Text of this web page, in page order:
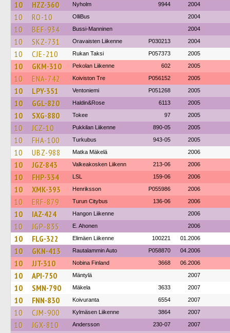
10 HZZ-360 Nyholm 9944 2004
10 RO-10 OlliBus 2004
10 BEF-934 Bussi-Manninen 2004
10 SKZ-731 Oravaisten Liikenne P030213 2004
10 CJE-210 Rukan Taksi P057373 2005
10 GKM-310 Pekolan Liikenne 602 2005
10 ENA-742 Koiviston Tre P056152 2005
10 LPY-351 Ventoniemi P051268 2005
10 GGL-820 Haldin&Rose 6113 2005
10 SXG-880 Tokee 97 2005
10 JCZ-10 Pukkilan Liikenne 890-05 2005
10 FHA-100 Turkubus 943-05 2005
10 UBZ-988 Matka Mäkelä 2006
10 JGZ-843 Valkeakosken Liikenn 213-06 2006
10 FHP-334 LSL 159-06 2006
10 XMK-393 Henriksson P055986 2006
10 ERF-879 Turun Citybus 136-06 2006
10 IAZ-424 Hangon Liikenne 2006
10 JGP-835 E. Ahonen 2006
10 FLG-322 Elimäen Liikenne 100221 01.2006
10 GKN-413 Rautalammin Auto P058870 04.2006
10 JJT-310 Nobina Finland 3668 06.2006
10 API-750 Mäntylä 2007
10 SMN-790 Mäkela 3633 2007
10 FNN-830 Koivuranta 6554 2007
10 CJM-900 Kylmäsen Liikenne 3864 2007
10 JGX-810 Andersson 230-07 2007